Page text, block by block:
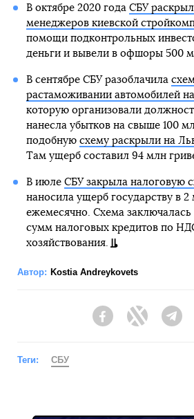
В октябре 2020 года СБУ
менеджеров киевской
помощи подконтрольных
деньги и вывели в офшоры 500
В сентябре СБУ разоблачила
растаможивании автомобилей
которую организовали
нанесла убытков на свыше 100
подобную схему раскрыли на
Там ущерб составил 94 млн
В июле СБУ закрыла налоговую
наносила ущерб государству в
ежемесячно. Схема
сумм налоговых кредитов по
хозяйствования.
Автор: Kostia Andreykovets
FacebookTwitter
Теги: СБУ